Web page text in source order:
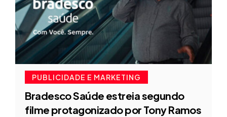
PUBLICIDADE E MARKETING
Bradesco Saúde estreia segundo
filme protagonizado por Tony Ramos